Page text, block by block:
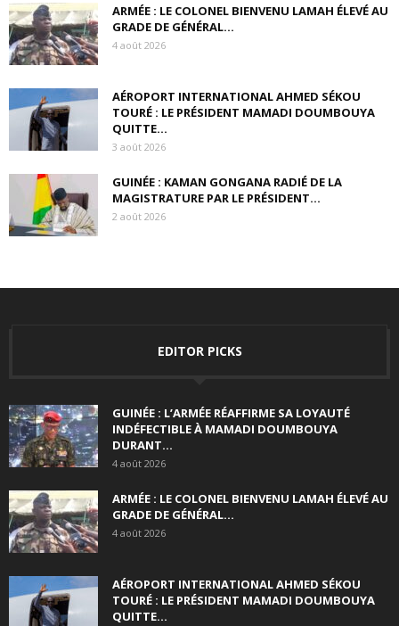
ARMÉE : LE COLONEL BIENVENU LAMAH ÉLEVÉ AU
GRADE DE GÉNÉRAL...
4 août 2026
AÉROPORT INTERNATIONAL AHMED SÉKOU
TOURÉ : LE PRÉSIDENT MAMADI DOUMBOUYA
QUITTE...
3 août 2026
GUINÉE : KAMAN GONGANA RADIÉ DE LA
MAGISTRATURE PAR LE PRÉSIDENT...
2 août 2026
EDITOR PICKS
GUINÉE : L’ARMÉE RÉAFFIRME SA LOYAUTÉ
INDÉFECTIBLE À MAMADI DOUMBOUYA
DURANT...
4 août 2026
ARMÉE : LE COLONEL BIENVENU LAMAH ÉLEVÉ AU
GRADE DE GÉNÉRAL...
4 août 2026
AÉROPORT INTERNATIONAL AHMED SÉKOU
TOURÉ : LE PRÉSIDENT MAMADI DOUMBOUYA
QUITTE...